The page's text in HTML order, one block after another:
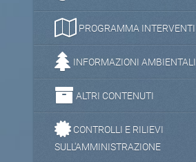
PROGRAMMA INTERVENTI
INFORMAZIONI AMBIENTALI
ALTRI CONTENUTI
CONTROLLI E RILIEVI
SULL'AMMINISTRAZIONE